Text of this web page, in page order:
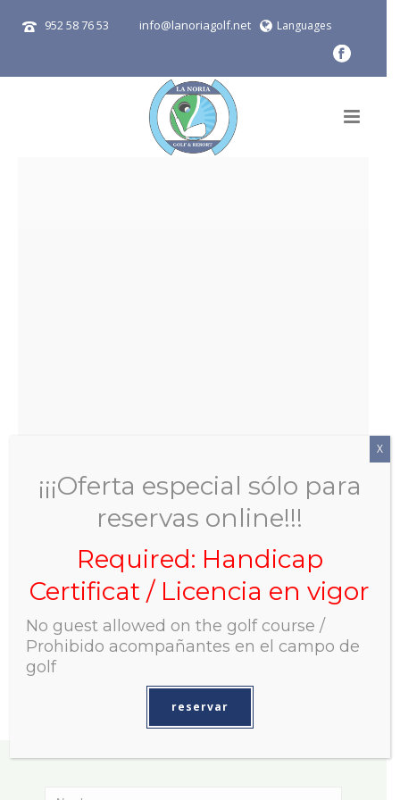
952 58 76 53 info@lanoriagolf.net Languages
Contacto
La Noria Golf & Resort
Llano de la Cala , s/n . 29649 La Cala de Mijas ( Málaga)
Telf.952 58 76 53 / 686 26 44 15
¡¡¡Oferta especial sólo para
reservas online!!!
Required: Handicap
Certificat / Licencia en vigor
No guest allowed on the golf course /
Prohibido acompañantes en el campo de
golf
reservar
X